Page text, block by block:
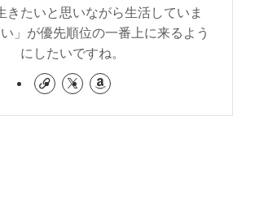
きたいと思いながら生活していま
」が優先順位の一番上に来るよう
にしたいですね。